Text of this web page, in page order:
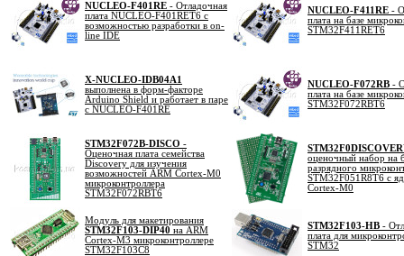
NUCLEO-F401RE - Отладочная
плата NUCLEO-F401RET6 с
возможностью разработки в on-
line IDE
NUCLEO-F411RE -
плата на базе
STM32F411RET6
X-NUCLEO-IDB04A1
выполнена в форм-факторе
Arduino Shield и работает в паре
с NUCLEO-F401RE
NUCLEO-F072RB -
плата на базе
STM32F072RBT6
STM32F072B-DISCO -
Оценочная плата семейства
Discovery для изучения
возможностей ARM Cortex-M0
микроконтроллера
STM32F072RBT6
оценочный набор на
разрядного
STM32F051R8T6 с
Cortex-M0
Модуль для макетирования
STM32F103-DIP40 на ARM
Cortex-M3 микроконтроллере
STM32F103C8
STM32F103-HB -
плата для
STM32